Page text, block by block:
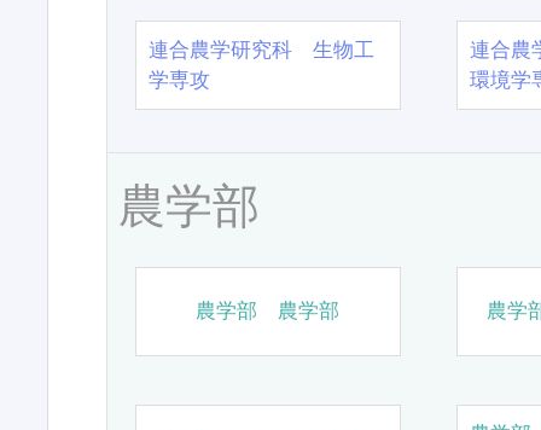
連合農学研究科 生物工
学専攻
連合農
環境学
農学部
農学部 農学部 農学